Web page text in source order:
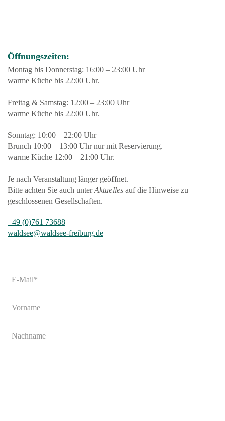
Öffnungszeiten:
Montag bis Donnerstag: 16:00 – 23:00 Uhr
warme Küche bis 22:00 Uhr.
Freitag & Samstag: 12:00 – 23:00 Uhr
warme Küche bis 22:00 Uhr.
Sonntag: 10:00 – 22:00 Uhr
Brunch 10:00 – 13:00 Uhr nur mit Reservierung.
warme Küche 12:00 – 21:00 Uhr.
Je nach Veranstaltung länger geöffnet.
Bitte achten Sie auch unterAktuelles auf die Hinweise zu
geschlossenen Gesellschaften.
+49 (0)761 73688
waldsee@waldsee-freiburg.de
E-
Vorname
Vorname